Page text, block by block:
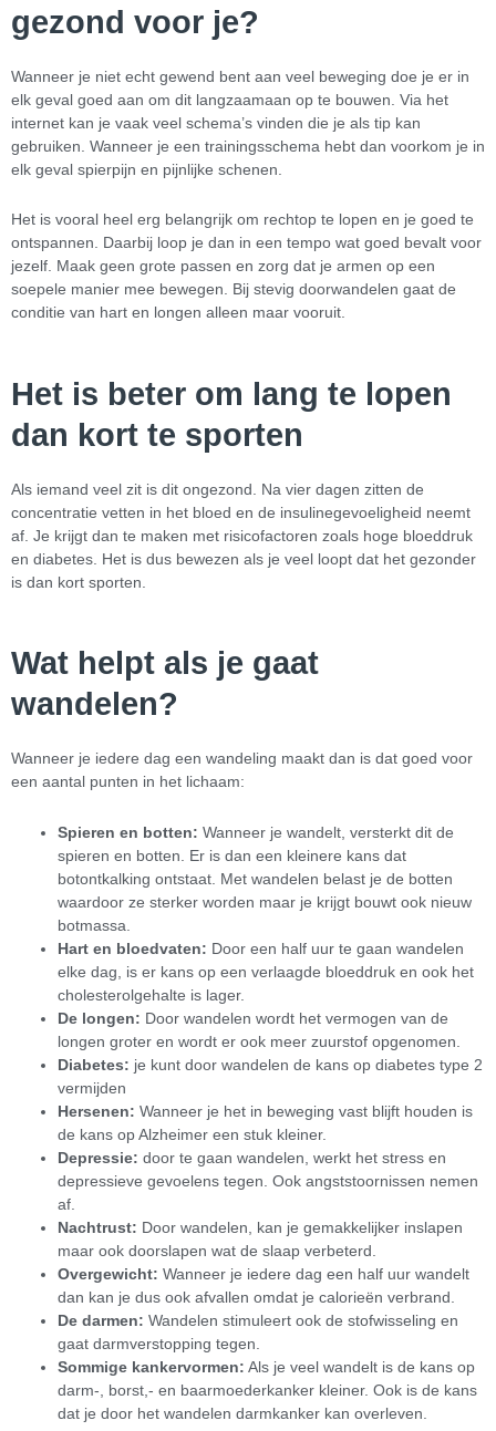
gezond voor je?
Wanneer je niet echt gewend bent aan veel beweging doe je er in
elk geval goed aan om dit langzaamaan op te bouwen. Via het
internet kan je vaak veel schema’s vinden die je als tip kan
gebruiken. Wanneer je een trainingsschema hebt dan voorkom je in
elk geval spierpijn en pijnlijke schenen.
Het is vooral heel erg belangrijk om rechtop te lopen en je goed te
ontspannen. Daarbij loop je dan in een tempo wat goed bevalt voor
jezelf. Maak geen grote passen en zorg dat je armen op een
soepele manier mee bewegen. Bij stevig doorwandelen gaat de
conditie van hart en longen alleen maar vooruit.
Het is beter om lang te lopen
dan kort te sporten
Als iemand veel zit is dit ongezond. Na vier dagen zitten de
concentratie vetten in het bloed en de insulinegevoeligheid neemt
af. Je krijgt dan te maken met risicofactoren zoals hoge bloeddruk
en diabetes. Het is dus bewezen als je veel loopt dat het gezonder
is dan kort sporten.
Wat helpt als je gaat
wandelen?
Wanneer je iedere dag een wandeling maakt dan is dat goed voor
een aantal punten in het lichaam:
Spieren en botten: Wanneer je wandelt, versterkt dit de
spieren en botten. Er is dan een kleinere kans dat
botontkalking ontstaat. Met wandelen belast je de botten
waardoor ze sterker worden maar je krijgt bouwt ook nieuw
botmassa.
Hart en bloedvaten: Door een half uur te gaan wandelen
elke dag, is er kans op een verlaagde bloeddruk en ook het
cholesterolgehalte is lager.
De longen: Door wandelen wordt het vermogen van de
longen groter en wordt er ook meer zuurstof opgenomen.
Diabetes: je kunt door wandelen de kans op diabetes type 2
vermijden
Hersenen: Wanneer je het in beweging vast blijft houden is
de kans op Alzheimer een stuk kleiner.
Depressie: door te gaan wandelen, werkt het stress en
depressieve gevoelens tegen. Ook angststoornissen nemen
af.
Nachtrust: Door wandelen, kan je gemakkelijker inslapen
maar ook doorslapen wat de slaap verbeterd.
Overgewicht: Wanneer je iedere dag een half uur wandelt
dan kan je dus ook afvallen omdat je calorieën verbrand.
De darmen: Wandelen stimuleert ook de stofwisseling en
gaat darmverstopping tegen.
Sommige kankervormen: Als je veel wandelt is de kans op
darm-, borst,- en baarmoederkanker kleiner. Ook is de kans
dat je door het wandelen darmkanker kan overleven.